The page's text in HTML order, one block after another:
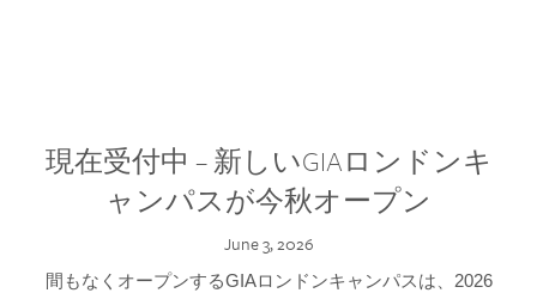
現在受付中 – 新しいGIAロンドンキ
ャンパスが今秋オープン
June 3, 2026
間もなくオープンするGIAロンドンキャンパスは、2026